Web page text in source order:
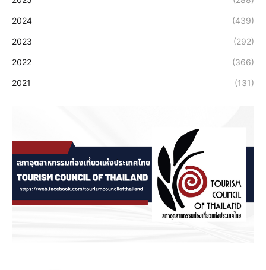
2024 (439)
2023 (292)
2022 (366)
2021 (131)